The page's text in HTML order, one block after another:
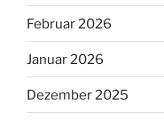
Februar 2026
Januar 2026
Dezember 2025